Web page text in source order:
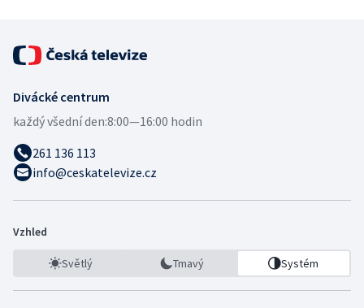
Divácké centrum
každý všední den:8:00—16:00 hodin
261 136 113
info@ceskatelevize.cz
Vzhled
Světlý Tmavý Systém